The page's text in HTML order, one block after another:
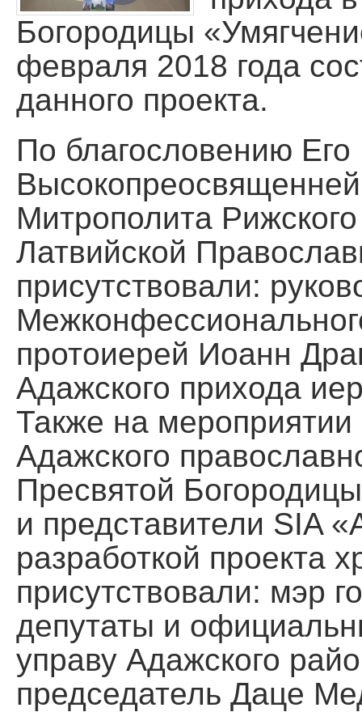
Помощь храму
Богородицы
февраля 2018 года
данного проекта.
По благословению
Митрополита
Латвийской
присутствовали:
протоиерей Иоанн
Адажского прихода
Также на
Адажского
Пресвятой
и представители SIA
разработкой проекта
присутствовали: мэр
депутаты и
управу Адажского
председатель Даце